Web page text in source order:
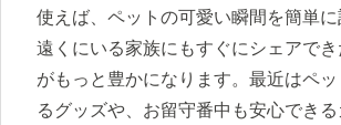
使えば、ペットの可愛い瞬間を簡単に
遠くにいる家族にもすぐにシェアでき
がもっと豊かになります。最近はペ
るグッズや、お留守番中も安心できる